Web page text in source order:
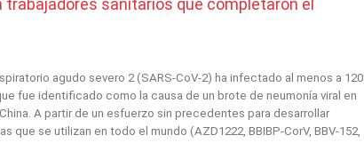
trabajadores sanitarios que completaron el
agudo severo 2 (SARS-CoV-2) ha infectado al menos a 120
fue identificado como la causa de un brote de neumonía viral en
A partir de un esfuerzo sin precedentes para desarrollar
que se utilizan en todo el mundo (AZD1222, BBIBP-CorV, BBV-152,